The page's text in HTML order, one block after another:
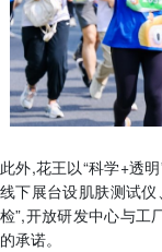
此外,花王以“科学+透
线下展台设肌肤测试
检”,开放研发中心与工
的承诺。